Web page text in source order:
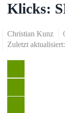
Klicks:
Christian Kunz
Zuletzt